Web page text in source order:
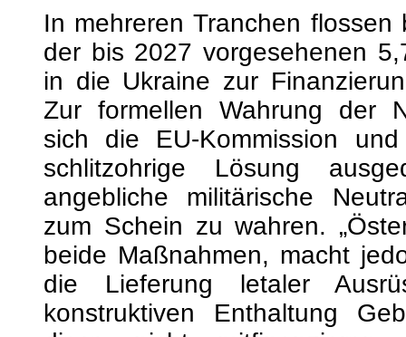
sich die EU-Kommission
schlitzohrige Lösung
angebliche militärische
zum Schein zu wahren.
beide Maßnahmen, macht
die Lieferung letaler
konstruktiven Enthaltung
diese nicht
freiwilligen Beitrag zu
Maßnahmen im Rahmen der
leisten. Österreich hat daher